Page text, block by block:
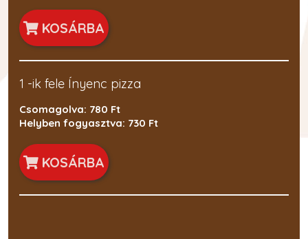
KOSÁRBA
1 -ik fele Ínyenc pizza
Csomagolva: 780 Ft
Helyben fogyasztva: 730 Ft
KOSÁRBA